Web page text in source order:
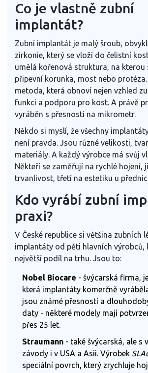
Co je vlastně zubní
implantát?
Zubní implantát je malý šroub,
zirkonie, který se vloží do čelistní
umělá kořenová struktura, na kterou
připevní korunka, most nebo
metoda, která obnoví nejen vzhled
funkci a podporu pro kost. A právě
vyráběn s přesností na mikrometr.
Někdo si myslí, že všechny
není pravda. Jsou různé velikosti,
materiály. A každý výrobce má svůj
Někteří se zaměřují na rychlé hojení,
trvanlivost, třetí na estetiku u
Kdo vyrábí zubní
praxi?
V České republice si většina zubních
implantáty od pěti hlavních výrobců,
největší podíl na trhu. Jsou to:
Nobel Biocare - švýcarská firma,
která implantáty komerčně
jsou známé přesností a
daty - některé modely mají
přes 25 let.
Straumann - také švýcarská, ale s
závody i v USA a Asii. Výrobek
speciální povrch, který zrychluje